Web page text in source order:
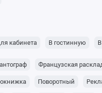
кабинета В гостинную
Французская
Поворотный